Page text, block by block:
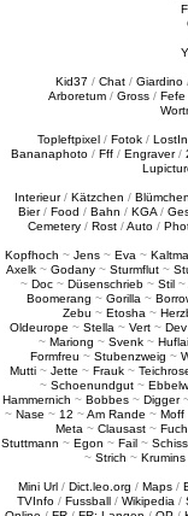
Kid37 / Chat / Giardino
Arboretum / Gross / Fefe
Topleftpixel / Fotok /
Bananaphoto / Fff / Engraver/
Interieur/ Kätzchen / Blümchen
Bier/ Food / Bahn / KGA /
Cemetery / Rost /Auto /
Kopfhoch ~ Jens ~ Eva ~
Axelk ~ Godany ~ Sturmflut ~
~ Doc ~ Düsenschrieb ~ Stil ~
Boomerang ~ Gorilla ~
Zebu ~ Etosha ~
Oldeurope ~ Stella ~ Vert ~ Dev
~ Mariong ~ Svenk ~
Formfreu ~ Stubenzweig ~
Mutti ~ Jette ~ Frauk ~
~ Schoenundgut ~
Hammernich ~ Bobbes ~ Digger
~ Nase ~ 12 ~Am Rande ~ Moff
Meta ~ Clausast ~
Stuttmann ~ Egon ~ Fail ~
~ Strich ~ Krumins
Mini Url / Dict.leo.org / Maps /
TVInfo / Fussball / Wikipedia /